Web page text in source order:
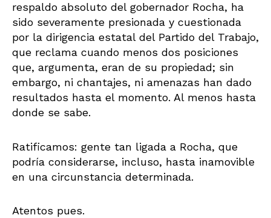
respaldo absoluto del gobernador Rocha, ha
sido severamente presionada y cuestionada
por la dirigencia estatal del Partido del Trabajo,
que reclama cuando menos dos posiciones
que, argumenta, eran de su propiedad; sin
embargo, ni chantajes, ni amenazas han dado
resultados hasta el momento. Al menos hasta
donde se sabe.
Ratificamos: gente tan ligada a Rocha, que
podría considerarse, incluso, hasta inamovible
en una circunstancia determinada.
Atentos pues.